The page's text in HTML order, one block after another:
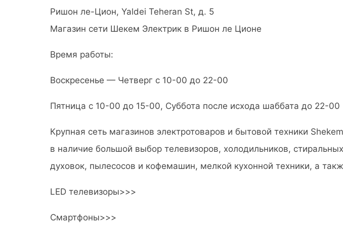
Ришон ле-Цион, Yaldei Teheran St, д. 5
Магазин сети Шекем Электрик в Ришон ле Ционе
Время работы:
Воскресенье — Четверг с 10-00 до 22-00
Пятница с 10-00 до 15-00, Суббота после исхода шаббата до 22-00
Крупная сеть магазинов электротоваров и бытовой техники
в наличие большой выбор телевизоров, холодильников,
духовок, пылесосов и кофемашин, мелкой кухонной техники, а
LED телевизоры>>>
Смартфоны>>>